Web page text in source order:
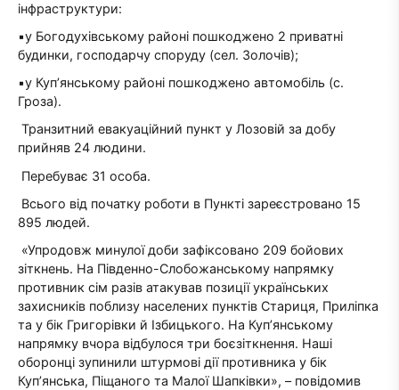
інфраструктури:
▪️у Богодухівському районі пошкоджено 2 приватні
будинки, господарчу споруду (сел. Золочів);
▪️у Куп’янському районі пошкоджено автомобіль (с.
Гроза).
Транзитний евакуаційний пункт у Лозовій за добу
прийняв 24 людини.
Перебуває 31 особа.
Всього від початку роботи в Пункті зареєстровано 15
895 людей.
«Упродовж минулої доби зафіксовано 209 бойових
зіткнень. На Південно-Слобожанському напрямку
противник сім разів атакував позиції українських
захисників поблизу населених пунктів Стариця, Приліпка
та у бік Григорівки й Ізбицького. На Куп’янському
напрямку вчора відбулося три боєзіткнення. Наші
оборонці зупинили штурмові дії противника у бік
Куп’янська, Піщаного та Малої Шапківки», – повідомив